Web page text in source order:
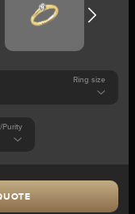
Ring size
Purity